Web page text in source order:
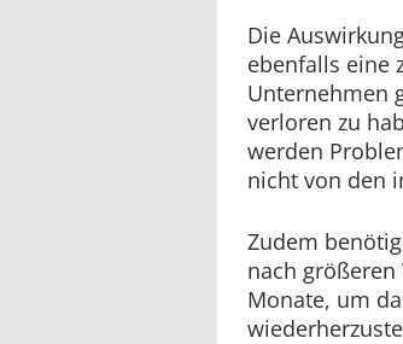
Die
ebenfalls eine
Unternehmen
verloren zu
werden
nicht von den
Zudem
nach
Monate, um